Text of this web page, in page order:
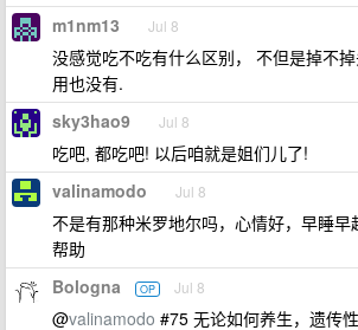
m1nm13 Jul 8
没感觉吃不吃有什么区别， 不但是掉不
用也没有.
sky3hao9 Jul 8
吃吧, 都吃吧! 以后咱就是姐们儿了!
valinamodo Jul 8
不是有那种米罗地尔吗，心情好，早睡
帮助
Bologna OP Jul 8
@valinamodo #75 无论如何养生，遗传